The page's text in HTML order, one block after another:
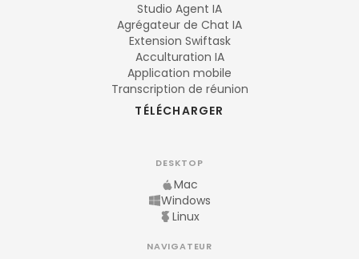
Studio Agent IA
Agrégateur de Chat IA
Extension Swiftask
Acculturation IA
Application mobile
Transcription de réunion
TÉLÉCHARGER
DESKTOP
Mac
Windows
Linux
NAVIGATEUR